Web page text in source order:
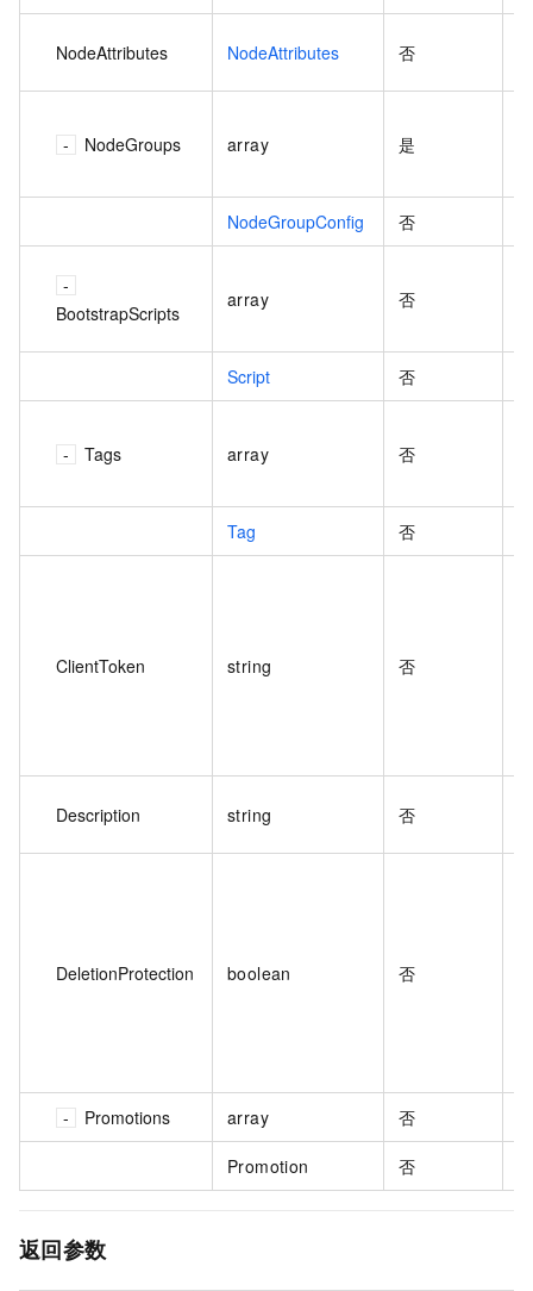
NodeAttributes NodeAttributes 否
NodeGroups array 是
NodeGroupConfig 否
BootstrapScripts
array 否
Script 否
Tags array 否
Tag 否
ClientToken string 否
Description string 否
DeletionProtection boolean 否
Promotions array 否
Promotion 否
返回参数